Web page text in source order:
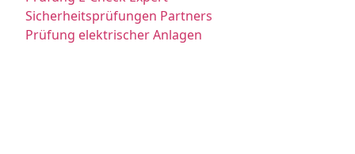
Sicherheitsprüfungen Partners
Prüfung elektrischer Anlagen